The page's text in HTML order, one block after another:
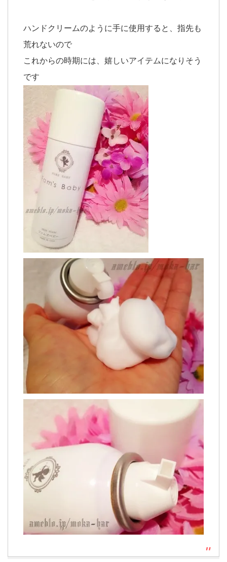
ハンドクリームのように手に使用すると、指先も
荒れないので
これからの時期には、嬉しいアイテムになりそう
です